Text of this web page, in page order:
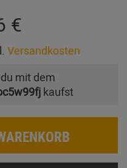
€
Versandkosten
mit dem
kaufst